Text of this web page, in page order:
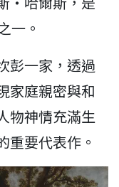
一。
彭一家，透過
家庭親密與和
物神情充滿生
重要代表作。